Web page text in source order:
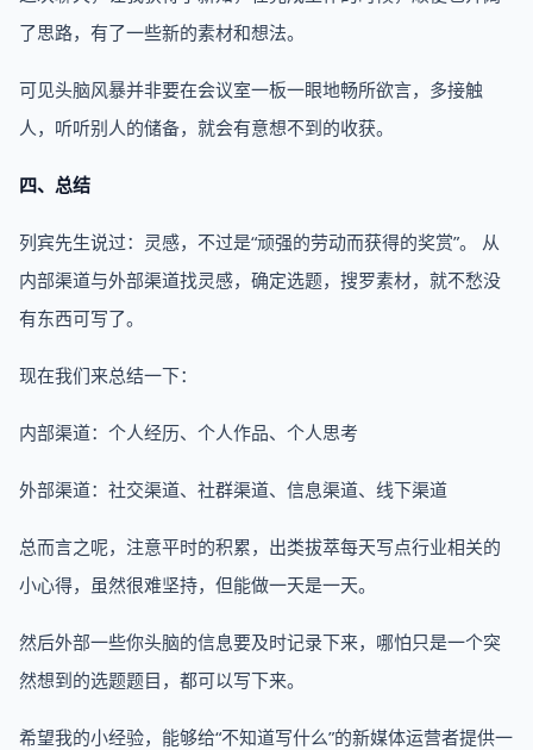
了思路，有了一些新的素材和想法。
可见头脑风暴并非要在会议室一板一眼地畅所欲言，多接触
人，听听别人的储备，就会有意想不到的收获。
四、总结
列宾先生说过：灵感，不过是“顽强的劳动而获得的奖赏”。 从
内部渠道与外部渠道找灵感，确定选题，搜罗素材，就不愁没
有东西可写了。
现在我们来总结一下：
内部渠道：个人经历、个人作品、个人思考
外部渠道：社交渠道、社群渠道、信息渠道、线下渠道
总而言之呢，注意平时的积累，出类拔萃每天写点行业相关的
小心得，虽然很难坚持，但能做一天是一天。
然后外部一些你头脑的信息要及时记录下来，哪怕只是一个突
然想到的选题题目，都可以写下来。
希望我的小经验，能够给“不知道写什么”的新媒体运营者提供一